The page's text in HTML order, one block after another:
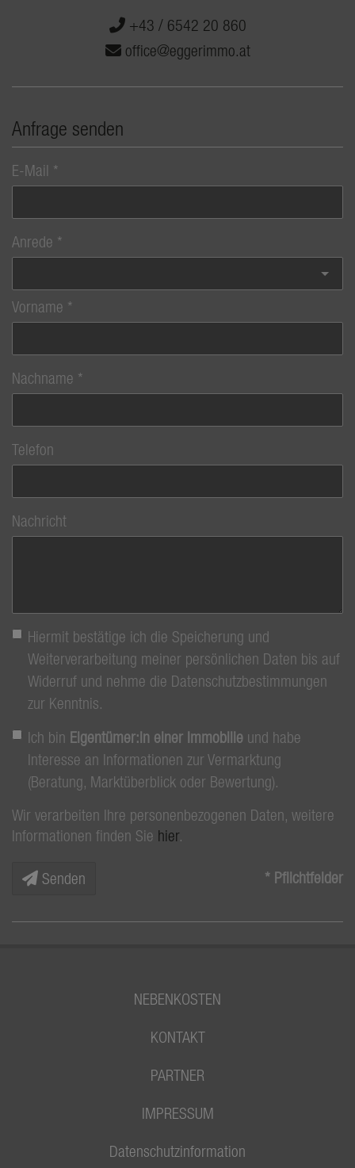
+43 / 6542 20 860
office@eggerimmo.at
Anfrage senden
E-Mail
Anrede
Vorname
Nachname
Telefon
Nachricht
Hiermit bestätige ich die Speicherung und
Weiterverarbeitung meiner persönlichen Daten bis auf
Widerruf und nehme die Datenschutzbestimmungen
zur Kenntnis.
Ich bin Eigentümer:in einer Immobilie und habe
Interesse an Informationen zur Vermarktung
(Beratung, Marktüberblick oder Bewertung).
Wir verarbeiten Ihre personenbezogenen Daten, weitere
Informationen finden Sie hier.
Senden * Pflichtfelder
NEBENKOSTEN
KONTAKT
PARTNER
IMPRESSUM
Datenschutzinformation